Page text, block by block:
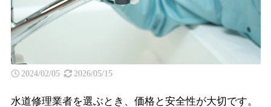
2024/02/05 2026/05/15
水道修理業者を選ぶとき、価格と安全性が大切です。